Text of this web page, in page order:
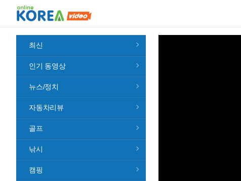
최신
인기 동영상
뉴스/정치
자동차리뷰
골프
낚시
캠핑